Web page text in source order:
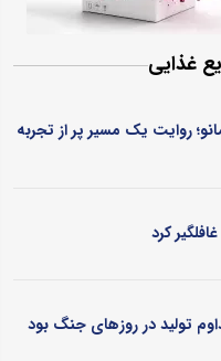
غذایی
روایت یک مسیر پر از تجربه
کرد
تولید در روزهای جنگ بود